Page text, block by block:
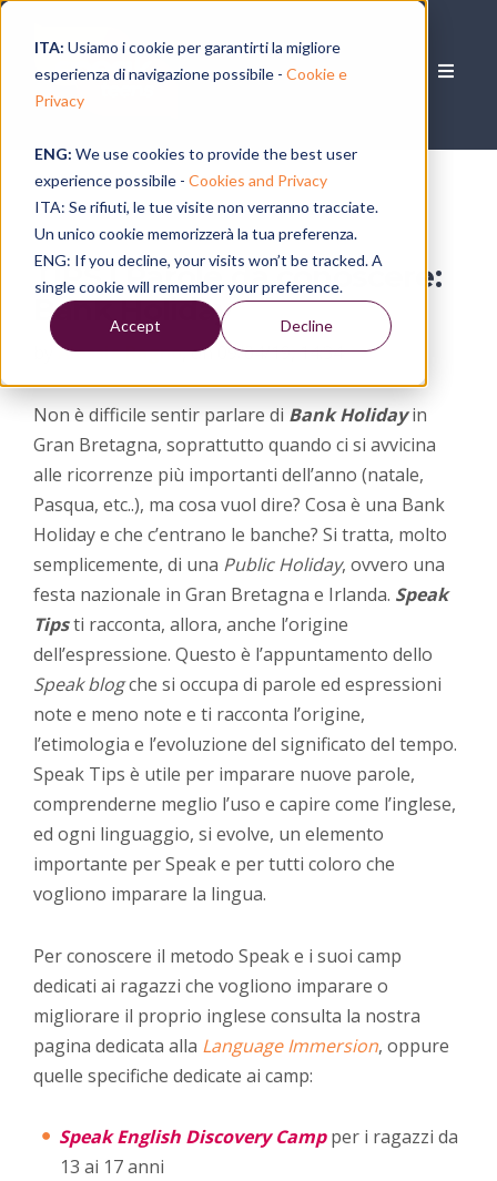
ITA: Usiamo i cookie per garantirti la migliore
esperienza di navigazione possibile - Cookie e
Privacy
ENG: We use cookies to provide the best user
experience possibile - Cookies and Privacy
ITA: Se rifiuti, le tue visite non verranno tracciate.
Un unico cookie memorizzerà la tua preferenza.
ENG: If you decline, your visits won’t be tracked. A
single cookie will remember your preference.
Accept Decline
TIPS | Parole da conoscere:
Bank Holiday
Alessia Ragno, on 09/04/19, 14:34
Non è difficile sentir parlare di Bank Holidayin
Gran Bretagna, soprattutto quando ci si avvicina
alle ricorrenze più importanti dell’anno (natale,
Pasqua, etc..), ma cosa vuol dire? Cosa è una Bank
Holiday e che c’entrano le banche? Si tratta, molto
semplicemente, di una Public Holiday, ovvero una
festa nazionale in Gran Bretagna e Irlanda. Speak
Tipsti racconta, allora, anche l’origine
dell’espressione. Questo è l’appuntamento dello
Speak blogche si occupa di parole ed espressioni
note e meno note e ti racconta l’origine,
l’etimologia e l’evoluzione del significato del tempo.
Speak Tips è utile per imparare nuove parole,
comprenderne meglio l’uso e capire come l’inglese,
ed ogni linguaggio, si evolve, un elemento
importante per Speak e per tutti coloro che
vogliono imparare la lingua.
Per conoscere il metodo Speak e i suoi camp
dedicati ai ragazzi che vogliono imparare o
migliorare il proprio inglese consulta la nostra
pagina dedicata alla Language Immersion, oppure
quelle specifiche dedicate ai camp:
Speak English Discovery Campper i ragazzi da
13 ai 17 anni